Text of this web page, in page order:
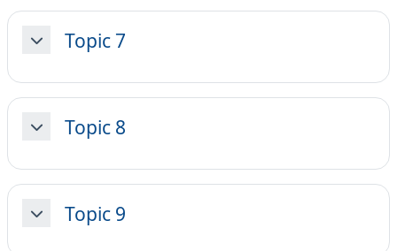
MinimizzaTopic 7
MinimizzaTopic 8
MinimizzaTopic 9